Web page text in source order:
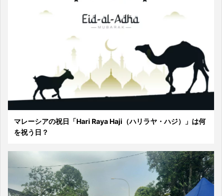
マレーシアの祝日「Hari Raya Haji（ハリラヤ・ハジ）」は何
を祝う日？